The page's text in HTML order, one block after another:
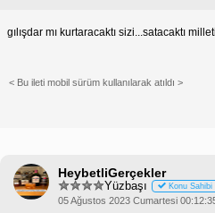
gılışdar mı kurtaracaktı sizi...satacaktı
< Bu ileti mobil sürüm kullanılarak atıldı >
HeybetliGerçekler
Yüzbaşı Konu Sahibi
05 Ağustos 2023 Cumartesi